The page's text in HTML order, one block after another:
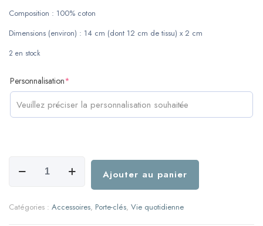
Composition : 100% coton
Dimensions (environ) : 14 cm (dont 12 cm de tissu) x 2 cm
2 en stock
Personnalisation*
dragonne
Ajouter au panier
Catégories : Accessoires, Porte-clés, Vie quotidienne